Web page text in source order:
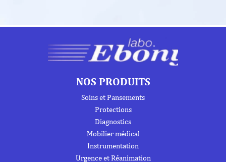
NOS PRODUITS
Soins et Pansements
Protections
Diagnostics
Mobilier médical
Instrumentation
Urgence et Réanimation